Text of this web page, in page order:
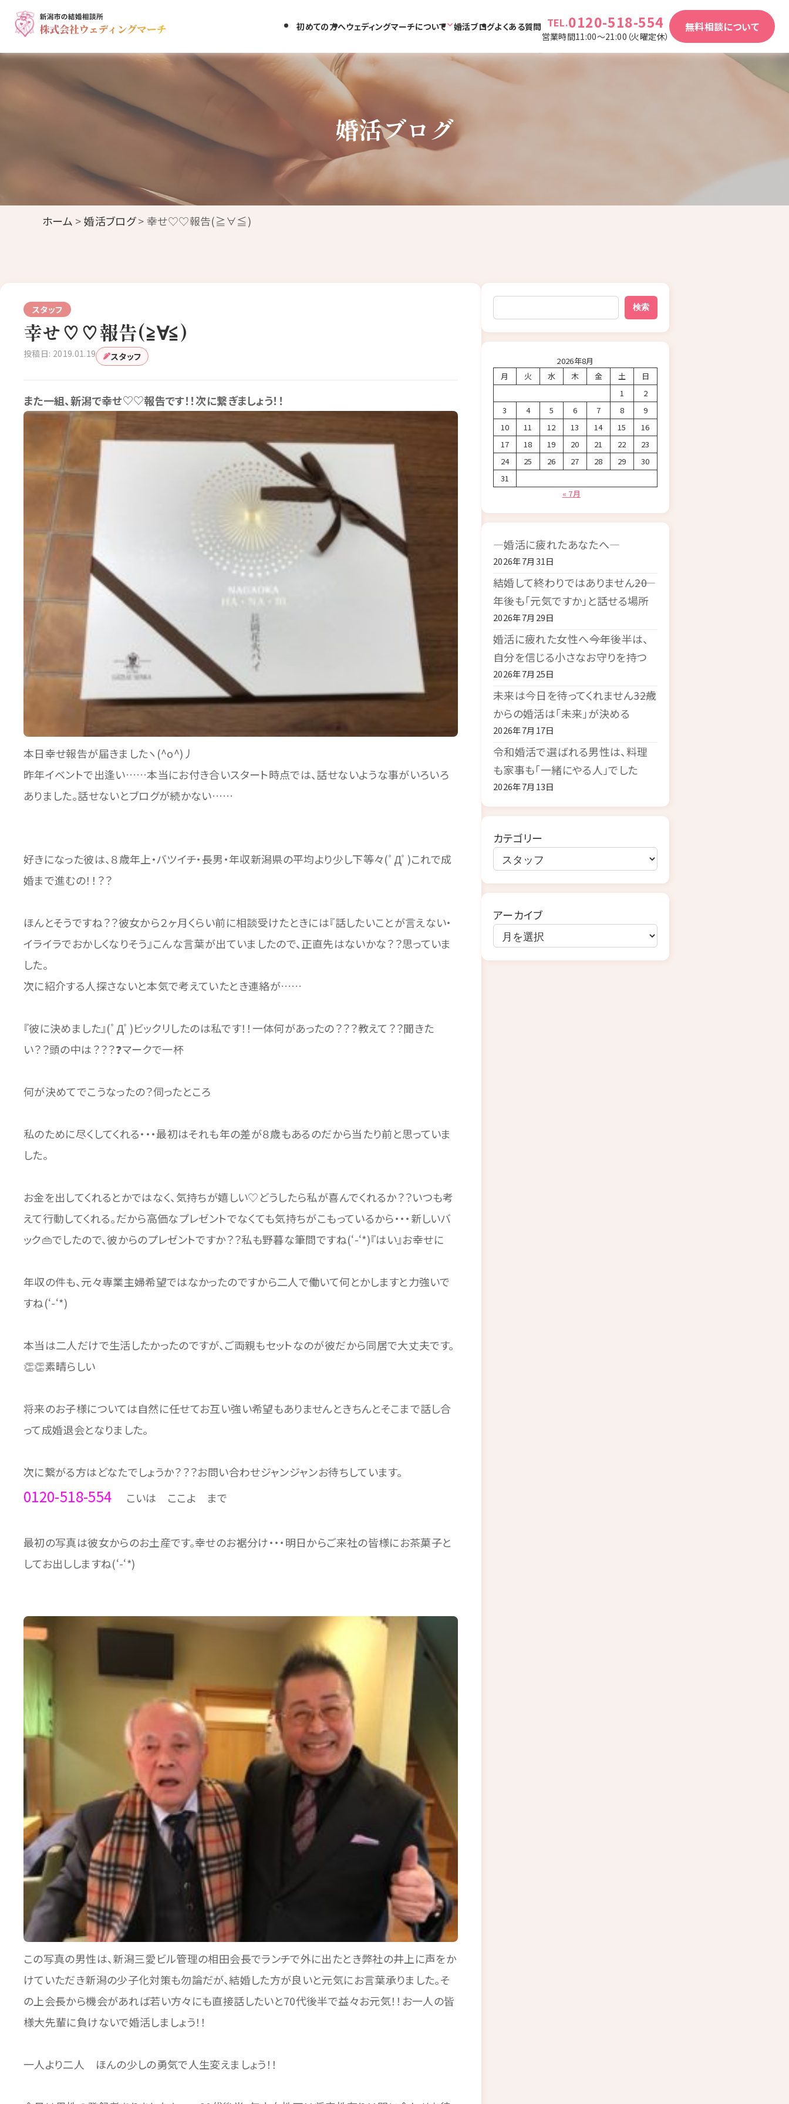
初めての方へウェディングマーチについて 婚活ブログよくある質問 TEL.0120-518-554
営業時間11:00～21:00（火曜定休）
無料相談について
婚活ブログ
ホーム >婚活ブログ> 幸せ♡♡報告(≧∀≦)
スタッフ
幸せ♡♡報告(≧∀≦)
投稿日: 2019.01.19 スタッフ
また一組、新潟で幸せ♡♡報告です！！次に繋ぎましょう！！
本日幸せ報告が届きましたヽ(^o^)丿
昨年イベントで出逢い……本当にお付き合いスタート時点では、話せないような事がいろいろ
ありました。話せないとブログが続かない……
好きになった彼は、８歳年上・バツイチ・長男・年収新潟県の平均より少し下等々(ﾟДﾟ)これで成
婚まで進むの！！？？
ほんとそうですね？？彼女から２ヶ月くらい前に相談受けたときには『話したいことが言えない・
イライラでおかしくなりそう』こんな言葉が出ていましたので、正直先はないかな？？思っていま
した。
次に紹介する人探さないと本気で考えていたとき連絡が……
『彼に決めました』(ﾟДﾟ)ビックリしたのは私です！！一体何があったの？？？教えて？？聞きた
い？？頭の中は？？？❓マークで一杯
何が決めてでこうなったの？伺ったところ
私のために尽くしてくれる・・・最初はそれも年の差が８歳もあるのだから当たり前と思っていま
した。
お金を出してくれるとかではなく、気持ちが嬉しい♡どうしたら私が喜んでくれるか？？いつも考
えて行動してくれる。だから高価なプレゼントでなくても気持ちがこもっているから・・・新しいバ
ック👜でしたので、彼からのプレゼントですか？？私も野暮な筆問ですね(‘-‘*)『はい』お幸せに
年収の件も、元々専業主婦希望ではなかったのですから二人で働いて何とかしますと力強いで
すね(‘-‘*)
本当は二人だけで生活したかったのですが、ご両親もセットなのが彼だから同居で大丈夫です。
👏👏素晴らしい
将来のお子様については自然に任せてお互い強い希望もありませんときちんとそこまで話し合
って成婚退会となりました。
次に繋がる方はどなたでしょうか？？？お問い合わせジャンジャンお待ちしています。
0120-518-554 こいは ここよ まで
最初の写真は彼女からのお土産です。幸せのお裾分け・・・明日からご来社の皆様にお茶菓子と
してお出ししますね(‘-‘*)
この写真の男性は、新潟三愛ビル管理の相田会長でランチで外に出たとき弊社の井上に声をか
けていただき新潟の少子化対策も勿論だが、結婚した方が良いと元気にお言葉承りました。そ
の上会長から機会があれば若い方々にも直接話したいと70代後半で益々お元気！！お一人の皆
様大先輩に負けないで婚活しましょう！！
一人より二人 ほんの少しの勇気で人生変えましょう！！
検索
検索
2026年8月
月
火 水 木 金 土
日
1
2
3
4 5 6 7 8
9
10
11 12 13 14 15
16
17
18 19 20 21 22
23
24
25 26 27 28 29
30
31
« 7月
―婚活に疲れたあなたへ―
2026年7月31日
結婚して終わりではありません――20
年後も「元気ですか」と話せる場所
2026年7月29日
婚活に疲れた女性へ――今年後半は、
自分を信じる小さなお守りを持つ
2026年7月25日
未来は今日を待ってくれません――32歳
からの婚活は「未来」が決める
2026年7月17日
令和婚活で選ばれる男性は、料理
も家事も「一緒にやる人」でした
2026年7月13日
カテゴリー
アーカイブ